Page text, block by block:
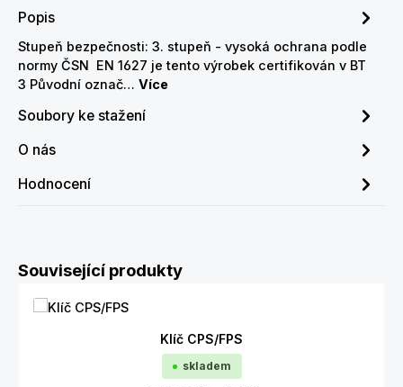
Popis
Stupeň bezpečnosti: 3. stupeň - vysoká ochrana podle
normy ČSN EN 1627 je tento výrobek certifikován v BT
3 Původní označ… Více
Soubory ke stažení
O nás
Hodnocení
Přeskočit galerii produktů
Související produkty
Klíč CPS/FPS
skladem